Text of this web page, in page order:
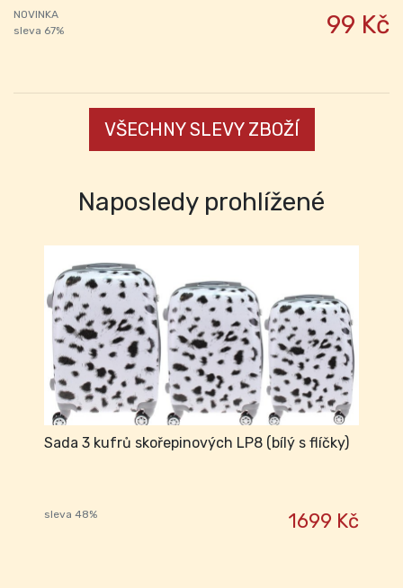
NOVINKA
sleva 67%
99 Kč
VŠECHNY SLEVY ZBOŽÍ
Naposledy prohlížené
Sada 3 kufrů skořepinových LP8 (bílý s flíčky)
sleva 48% 1699 Kč